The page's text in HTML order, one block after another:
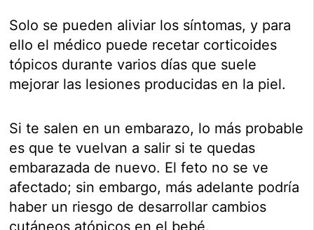
Solo se pueden aliviar los síntomas, y para
ello el médico puede recetar corticoides
tópicos durante varios días que suele
mejorar las lesiones producidas en la piel.
Si te salen en un embarazo, lo más probable
es que te vuelvan a salir si te quedas
embarazada de nuevo. El feto no se ve
afectado; sin embargo, más adelante podría
haber un riesgo de desarrollar cambios
cutáneos atópicos en el bebé.